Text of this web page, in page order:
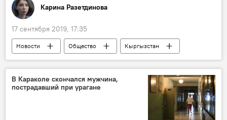
Карина Разетдинова
17 сентября 2019, 17:35
Новости Общество
Кыргызстан
экономика
Аналитика
Мнение
Бишкек
квартира
прогноз
обзор
В Караколе скончался мужчина,
пострадавший при урагане